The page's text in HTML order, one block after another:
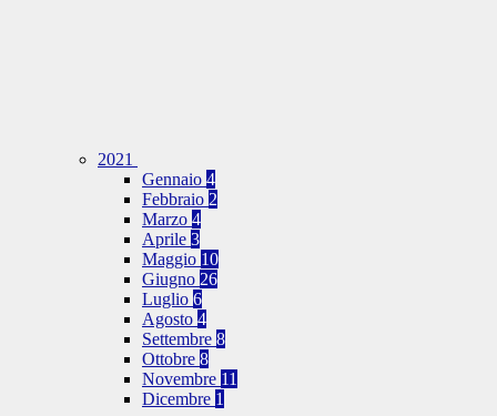
2021
Gennaio 4
Febbraio 2
Marzo 4
Aprile 3
Maggio 10
Giugno 26
Luglio 6
Agosto 4
Settembre 8
Ottobre 8
Novembre 11
Dicembre 1